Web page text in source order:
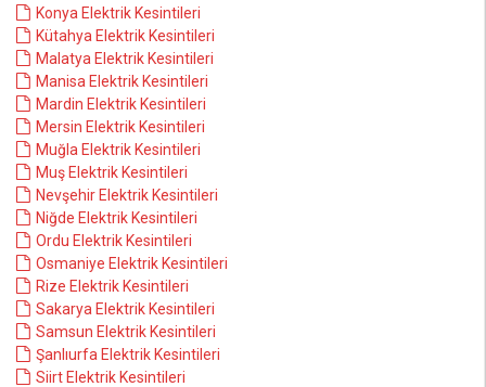
Konya Elektrik Kesintileri
Kütahya Elektrik Kesintileri
Malatya Elektrik Kesintileri
Manisa Elektrik Kesintileri
Mardin Elektrik Kesintileri
Mersin Elektrik Kesintileri
Muğla Elektrik Kesintileri
Muş Elektrik Kesintileri
Nevşehir Elektrik Kesintileri
Niğde Elektrik Kesintileri
Ordu Elektrik Kesintileri
Osmaniye Elektrik Kesintileri
Rize Elektrik Kesintileri
Sakarya Elektrik Kesintileri
Samsun Elektrik Kesintileri
Şanlıurfa Elektrik Kesintileri
Siirt Elektrik Kesintileri